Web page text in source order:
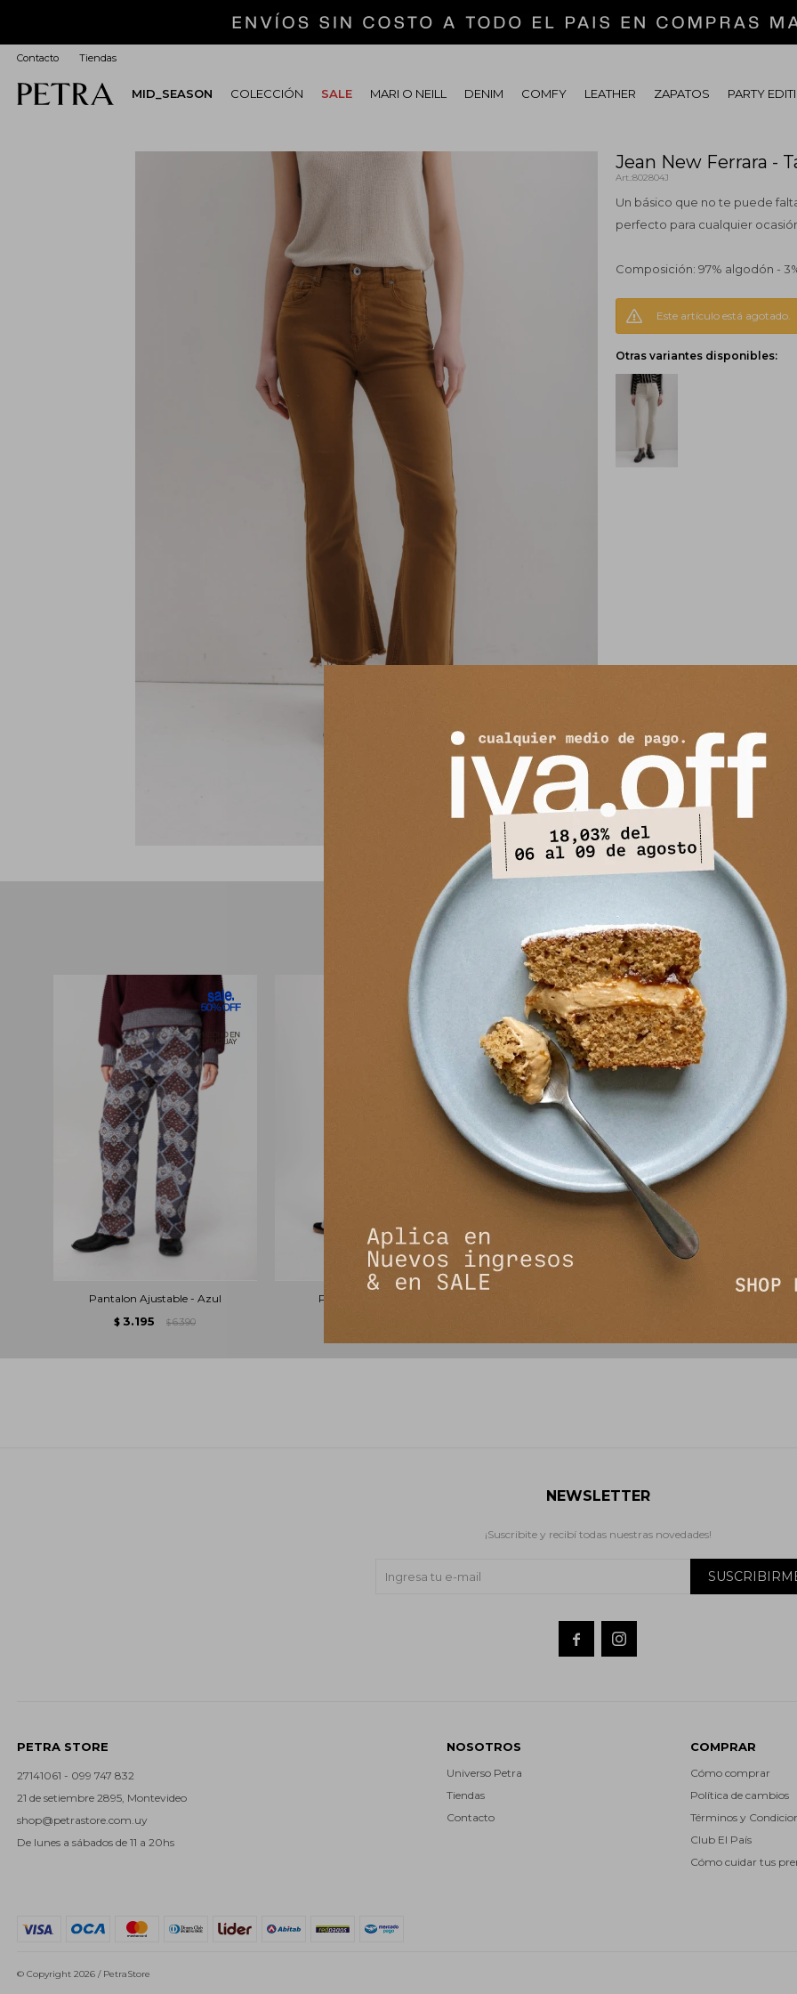
MID_SEASON COLECCIÓN SALE MARI O NEILL DENIM COMFY LEATHER ZAPATOS PARTY
Contacto Tiendas
Jean New Ferrara -
802804J
Un básico que no te puede
perfecto para cualquier
Composición: 97% algodón -
Este artículo está agotado.
Otras variantes disponibles:
PRODUCTOS QUE TE PUEDEN INTERESAR
Pantalon Ajustable - Azul
$ 3.195 $ 6.390
Pantalon Comfy - Gris
PETRA STORE
27141061 - 099 747 832
21 de setiembre 2895, Montevideo
shop@petrastore.com.uy
De lunes a sábados de 11 a 20hs
NOSOTROS
Universo Petra
Tiendas
Contacto
COMPRAR
Cómo comprar
Política de cambios
Términos y
Club El País
Cómo cuidar tus
NEWSLETTER
¡Suscribite y recibí todas nuestras novedades!
 
© Copyright 2026 / PetraStore